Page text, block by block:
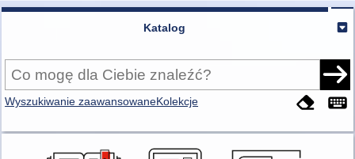
Katalog
Wyszukiwanie zaawansowaneKolekcje